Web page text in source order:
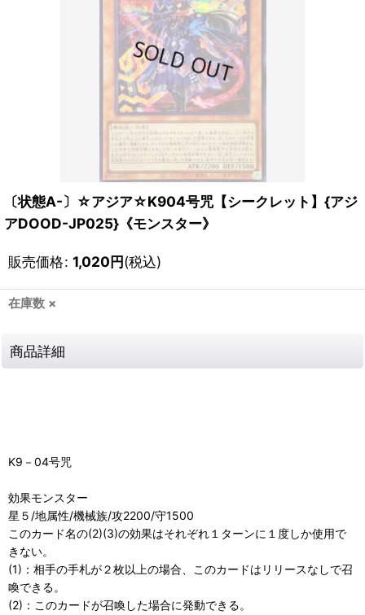
〔状態A-〕☆アジア☆K904号咒【シークレット】{アジ
アDOOD-JP025}《モンスター》
販売価格: 1,020円(税込)
在庫数 ×
商品詳細
K9－04号咒
効果モンスター
星５/地属性/機械族/攻2200/守1500
このカード名の(2)(3)の効果はそれぞれ１ターンに１度しか使用で
きない。
(1)：相手の手札が２枚以上の場合、このカードはリリースなしで召
喚できる。
(2)：このカードが召喚した場合に発動できる。